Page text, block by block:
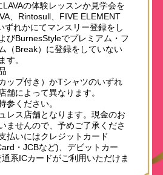
の体験レッスンか見学会を
、Rintosull、FIVE ELEMENT
ずれかにてマンスリー登録をし
びBurnesStyleでプレミアム・フ
（Break）に登録をしていない
す。
ップ付き）かTシャツのいずれ
舗によって異なります。
参ください。
レス店舗となります。現金のお
ませんので、予めご了承くださ
払いにはクレジットカード
・JCBなど)、デビットカー
通系ICカードがご利用いただけま